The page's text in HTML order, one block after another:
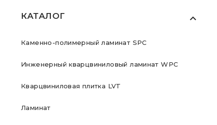
КАТАЛОГ
Каменно-полимерный ламинат SPC
Инженерный кварцвиниловый ламинат WPC
Кварцвиниловая плитка LVT
Ламинат